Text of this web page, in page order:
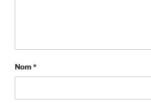
Nom*